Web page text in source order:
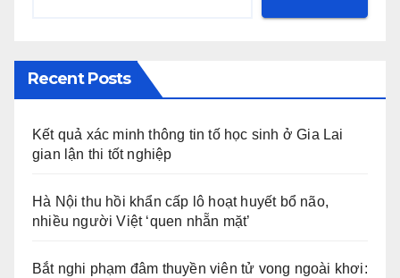
Recent Posts
Kết quả xác minh thông tin tố học sinh ở Gia Lai
gian lận thi tốt nghiệp
Hà Nội thu hồi khẩn cấp lô hoạt huyết bổ não,
nhiều người Việt ‘quen nhẵn mặt’
Bắt nghi phạm đâm thuyền viên tử vong ngoài khơi: